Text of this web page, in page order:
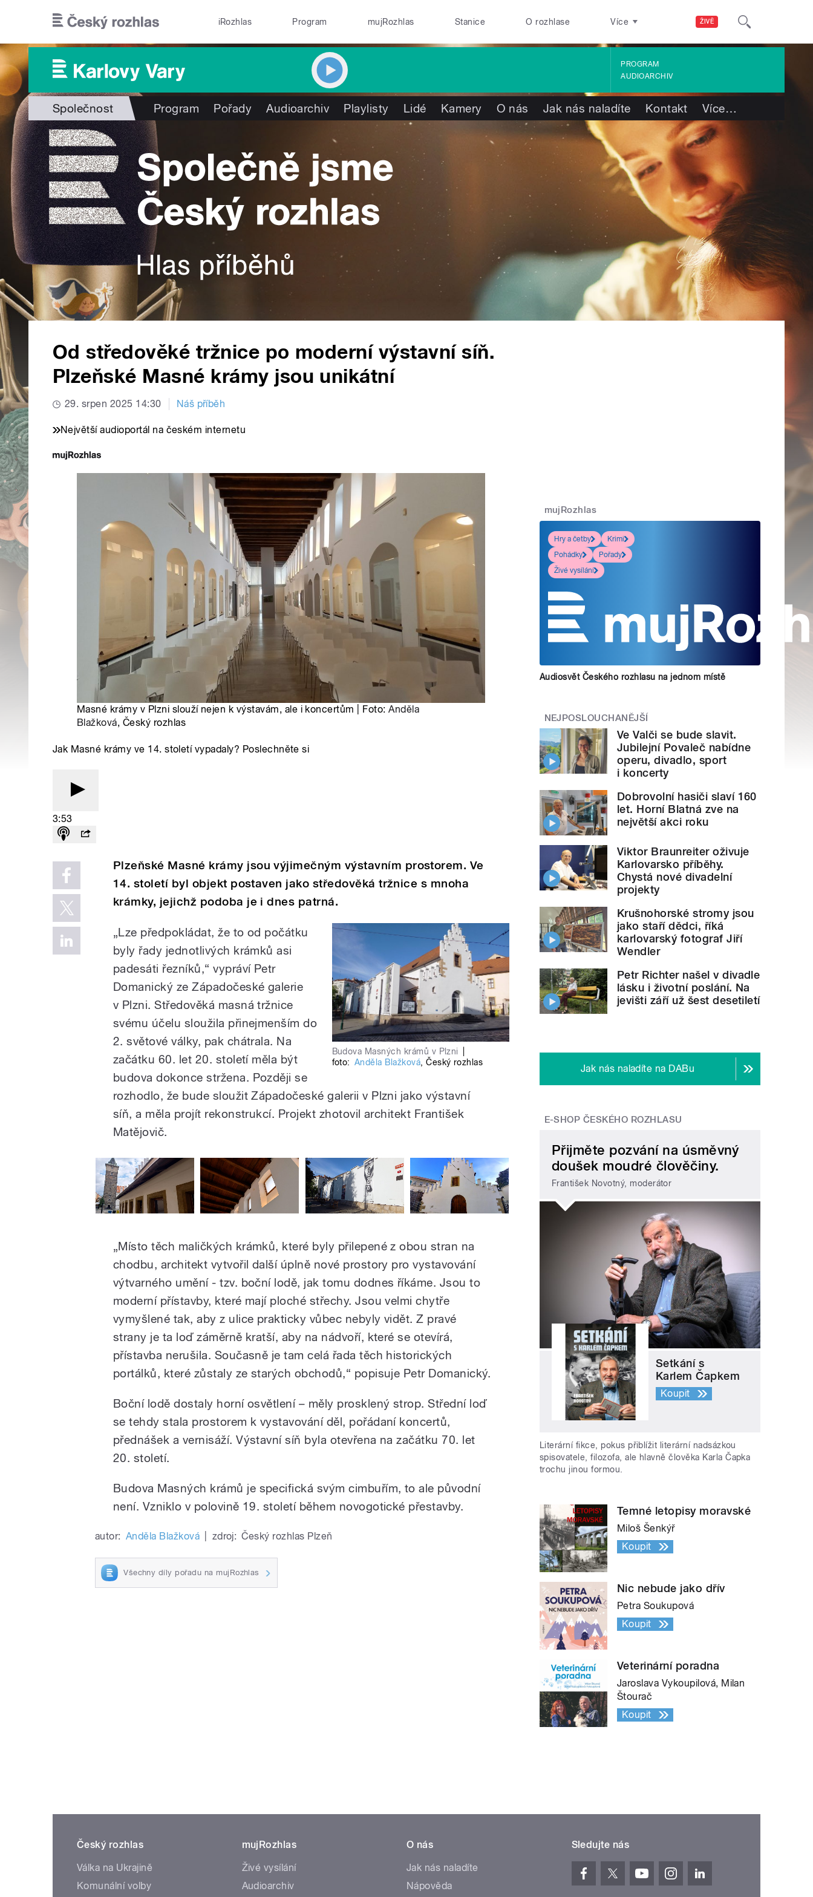
ŽIVĚ
iRozhlas Program mujRozhlas Stanice O rozhlase Více
PROGRAM
AUDIOARCHIV
Společnost Program Pořady Audioarchiv Playlisty Lidé Kamery O nás Jak nás naladíte Kontakt Více…
Od středověké tržnice po moderní výstavní síň.
Plzeňské Masné krámy jsou unikátní
29. srpen 2025 14:30 Náš příběh
Největší audioportál na českém internetu
Masné krámy v Plzni slouží nejen k výstavám, ale i koncertům | Foto:Anděla
Blažková, Český rozhlas
Jak Masné krámy ve 14. století vypadaly? Poslechněte si
3:53
Plzeňské Masné krámy jsou výjimečným výstavním prostorem. Ve
14. století byl objekt postaven jako středověká tržnice s mnoha
krámky, jejichž podoba je i dnes patrná.
Budova Masných krámů v Plzni
foto: Anděla Blažková,Český rozhlas
„Lze předpokládat, že to od počátku
byly řady jednotlivých krámků asi
padesáti řezníků,“ vypráví Petr
Domanický ze Západočeské galerie
v Plzni. Středověká masná tržnice
svému účelu sloužila přinejmenším do
2. světové války, pak chátrala. Na
začátku 60. let 20. století měla být
budova dokonce stržena. Později se
rozhodlo, že bude sloužit Západočeské galerii v Plzni jako výstavní
síň, a měla projít rekonstrukcí. Projekt zhotovil architekt František
Matějovič.
„Místo těch maličkých krámků, které byly přilepené z obou stran na
chodbu, architekt vytvořil další úplně nové prostory pro vystavování
výtvarného umění - tzv. boční lodě, jak tomu dodnes říkáme. Jsou to
moderní přístavby, které mají ploché střechy. Jsou velmi chytře
vymyšlené tak, aby z ulice prakticky vůbec nebyly vidět. Z pravé
strany je ta loď záměrně kratší, aby na nádvoří, které se otevírá,
přístavba nerušila. Současně je tam celá řada těch historických
portálků, které zůstaly ze starých obchodů,“ popisuje Petr Domanický.
Boční lodě dostaly horní osvětlení – měly prosklený strop. Střední loď
se tehdy stala prostorem k vystavování děl, pořádaní koncertů,
přednášek a vernisáží. Výstavní síň byla otevřena na začátku 70. let
20. století.
Budova Masných krámů je specifická svým cimbuřím, to ale původní
není. Vzniklo v polovině 19. století během novogotické přestavby.
autor: Anděla Blažková zdroj: Český rozhlas Plzeň
Všechny díly pořadu na mujRozhlas
mujRozhlas
Hry a četby
Krimi
Pohádky
Pořady
Živé vysílání
Audiosvět Českého rozhlasu na jednom místě
NEJPOSLOUCHANĚJŠÍ
Ve Valči se bude slavit.
Jubilejní Povaleč nabídne
operu, divadlo, sport
i koncerty
Dobrovolní hasiči slaví 160
let. Horní Blatná zve na
největší akci roku
Viktor Braunreiter oživuje
Karlovarsko příběhy.
Chystá nové divadelní
projekty
Krušnohorské stromy jsou
jako staří dědci, říká
karlovarský fotograf Jiří
Wendler
Petr Richter našel v divadle
lásku i životní poslání. Na
jevišti září už šest desetiletí
Jak nás naladíte na DABu
E-SHOP ČESKÉHO ROZHLASU
Přijměte pozvání na úsměvný
doušek moudré člověčiny.
František Novotný, moderátor
Setkání s
Karlem Čapkem
Koupit
Literární fikce, pokus přiblížit literární nadsázkou
spisovatele, filozofa, ale hlavně člověka Karla Čapka
trochu jinou formou.
Temné letopisy moravské
Miloš Šenkýř
Koupit
Nic nebude jako dřív
Petra Soukupová
Koupit
Veterinární poradna
Jaroslava Vykoupilová, Milan
Štourač
Koupit
Český rozhlas
Válka na Ukrajině
Komunální volby
mujRozhlas
Živé vysílání
Audioarchiv
O nás
Jak nás naladíte
Nápověda
Sledujte nás